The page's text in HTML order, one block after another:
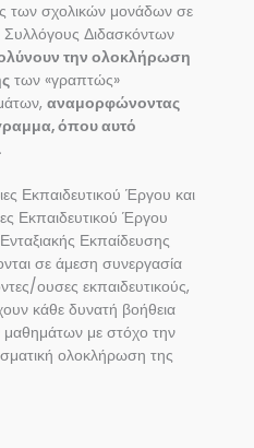
των σχολικών μονάδων σε
Συλλόγους Διδασκόντων
την ολοκλήρωση
των «γραπτώς»
αναμορφώνοντας
όπου αυτό
Εκπαιδευτικού Έργου και
Εκπαιδευτικού Έργου
Εκπαίδευσης
σε άμεση συνεργασία
ουσες εκπαιδευτικούς,
κάθε δυνατή βοήθεια
μαθημάτων με στόχο την
ολοκλήρωση της